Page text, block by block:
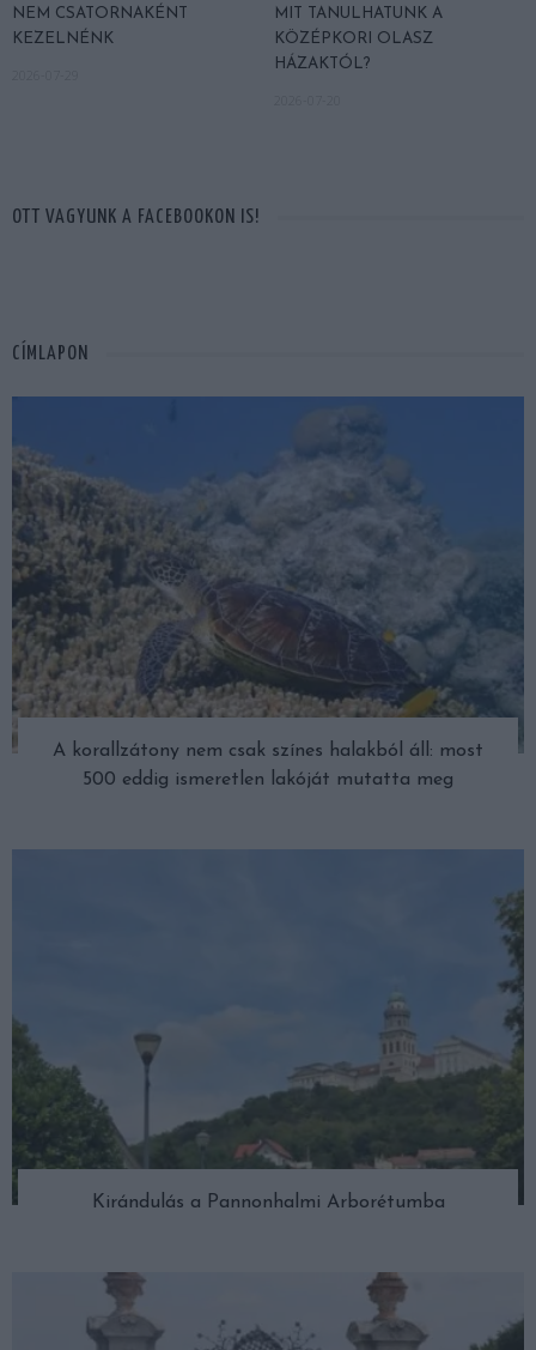
NEM CSATORNAKÉNT
KEZELNÉNK
MIT TANULHATUNK A
KÖZÉPKORI OLASZ
HÁZAKTÓL?
OTT VAGYUNK A FACEBOOKON IS!
CÍMLAPON
A korallzátony nem csak színes halakból áll: most
500 eddig ismeretlen lakóját mutatta meg
Kirándulás a Pannonhalmi Arborétumba